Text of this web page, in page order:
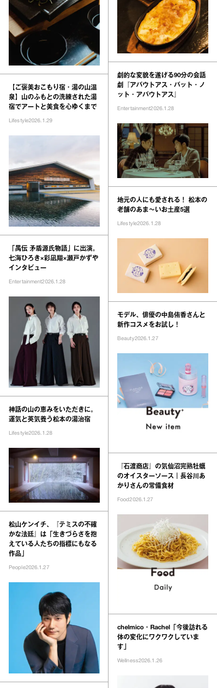
【ご褒美おこもり宿・湯の山温
泉】山のふもとの洗練された湯
宿でアートと美食を心ゆくまで
Lifestyle2026.1.29
「禺伝 矛盾源氏物語」に出演。
七海ひろき×彩凪翔×瀬戸かずや
インタビュー
Entertainment2026.1.28
神話の山の恵みをいただきに。
運気と英気養う松本の湯治宿
Lifestyle2026.1.28
松山ケンイチ、『テミスの不確
かな法廷』は「生きづらさを抱
えている人たちの指標にもなる
作品」
People2026.1.27
劇的な変貌を遂げる90分の会話
劇『アバウトアス・バット・ノ
ット・アバウトアス』
Entertainment2026.1.28
地元の人にも愛される！ 松本の
老舗のあま～いお土産5選
Lifestyle2026.1.28
モデル、俳優の中島侑香さんと
新作コスメをお試し！
Beauty2026.1.27
『石渡商店』の気仙沼完熟牡蠣
のオイスターソース｜長谷川あ
かりさんの常備食材
Food2026.1.27
chelmico・Rachel「今後訪れる
体の変化にワクワクしていま
す」
Wellness2026.1.26